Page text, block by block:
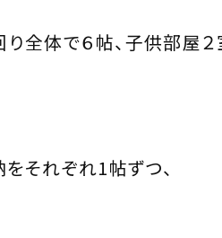
全体で６帖、子供部屋２
それぞれ1帖ずつ、